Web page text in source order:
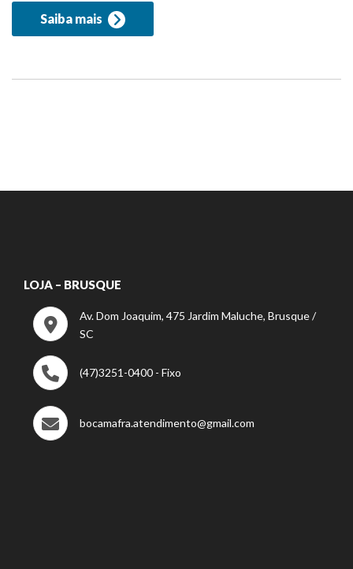
Saiba mais
LOJA – BRUSQUE
Av. Dom Joaquim, 475 Jardim Maluche, Brusque /
SC
(47)3251-0400 - Fixo
bocamafra.atendimento@gmail.com